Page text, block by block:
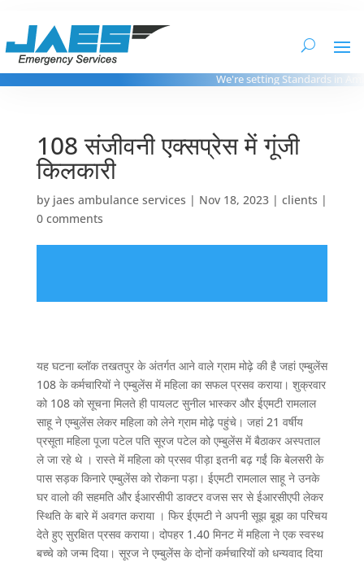
We're setting Standards in
108 संजीवनी एक्सप्रेस में गूंजी
किलकारी
by jaes ambulance services | Nov 18, 2023| clients |
0 comments
यह घटना ब्लॉक तखतपुर के अंतर्गत आने वाले ग्राम मोढ़े की है जहां एम्बुलेंस
108 के कर्मचारियों ने एम्बुलेंस में महिला का सफल प्रसव कराया। शुक्रवार
को 108 को सूचना मिलते ही पायलट सुनील भास्कर और ईएमटी रामलाल
साहू ने एम्बुलेंस लेकर महिला को लेने ग्राम मोढ़े पहुंचे। जहां 21 वर्षीय
प्रसूता महिला पूजा पटेल पति सूरज पटेल को एम्बुलेंस में बैठाकर अस्पताल
ले जा रहे थे । रास्ते में महिला को प्रसव पीड़ा इतनी बढ़ गईं कि बेलसरी के
पास सड़क किनारे एम्बुलेंस को रोकना पड़ा। ईएमटी रामलाल साहू ने उनके
घर वालो की सहमति और ईआरसीपी डाक्टर वजस सर से ईआरसीएपी लेकर
स्थिति के बारे में अवगत कराया । फिर ईएमटी ने अपनी सूझ बूझ का परिचय
देते हुए सुरक्षित प्रसव कराया। दोपहर 1.40 मिनट में महिला ने एक स्वस्थ
बच्चे को जन्म दिया। सूरज ने एम्बुलेंस के दोनों कर्मचारियों को धन्यवाद दिया